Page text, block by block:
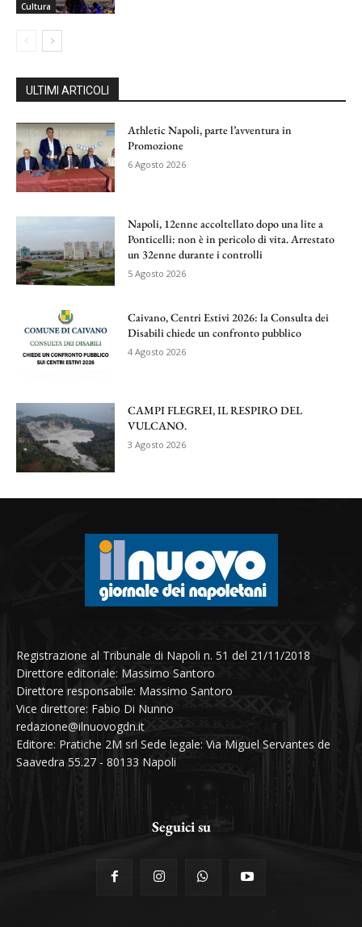
Cultura
ULTIMI ARTICOLI
Athletic Napoli, parte l’avventura in
Promozione
6 Agosto 2026
Napoli, 12enne accoltellato dopo una lite a
Ponticelli: non è in pericolo di vita. Arrestato
un 32enne durante i controlli
5 Agosto 2026
Caivano, Centri Estivi 2026: la Consulta dei
Disabili chiede un confronto pubblico
4 Agosto 2026
CAMPI FLEGREI, IL RESPIRO DEL
VULCANO.
3 Agosto 2026
Registrazione al Tribunale di Napoli n. 51 del 21/11/2018
Direttore editoriale: Massimo Santoro
Direttore responsabile: Massimo Santoro
Vice direttore: Fabio Di Nunno
redazione@ilnuovogdn.it
Editore: Pratiche 2M srl Sede legale: Via Miguel Servantes de
Saavedra 55.27 - 80133 Napoli
Seguici su